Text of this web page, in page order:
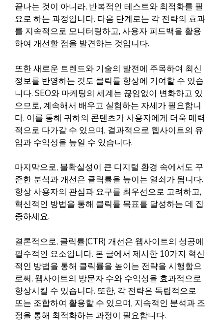
끝나는 것이 아니라, 반복적인 테스트와 최적화를 필
요로 하는 과정입니다. 다음 단계로는 각 전략의 효과
를 지속적으로 모니터링하고, 사용자 피드백을 활용
하여 개선할 점을 발견하는 것입니다.
또한 새로운 트렌드와 기술의 발전에 주목하여 최신
정보를 반영하는 것도 클릭률 향상에 기여할 수 있습
니다. SEO와 마케팅의 세계는 끊임없이 변화하고 있
으므로, 계속해서 배우고 실험하는 자세가 필요합니
다. 이를 통해 귀하의 콘텐츠가 사용자에게 더욱 매력
적으로 다가갈 수 있으며, 결과적으로 웹사이트의 유
입과 수익성을 높일 수 있습니다.
마지막으로, 불확실성이 큰 디지털 환경 속에서도 꾸
준한 분석과 개선은 클릭률을 높이는 열쇠가 됩니다.
항상 사용자의 관심과 요구를 최우선으로 고려하고,
혁신적인 방법을 통해 클릭률 목표를 달성하는 데 집
중하세요.
결론적으로, 클릭률(CTR) 개선은 웹사이트의 성공에
필수적인 요소입니다. 본 글에서 제시한 10가지 혁신
적인 방법을 통해 클릭률을 높이는 전략을 시행함으
로써, 웹사이트의 방문자 수와 수익성을 효과적으로
향상시킬 수 있습니다. 또한, 각 전략은 독립적으로
또는 조합하여 활용할 수 있으며, 지속적인 분석과 조
정을 통해 최적화하는 과정이 필요합니다.